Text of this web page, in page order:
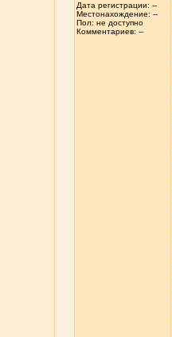
Дата регистрации: --
Местонахождение: --
Пол: не доступно
Комментариев: --